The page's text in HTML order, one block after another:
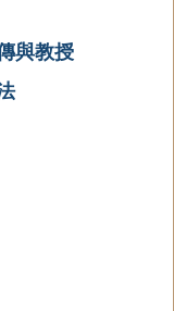
與教授